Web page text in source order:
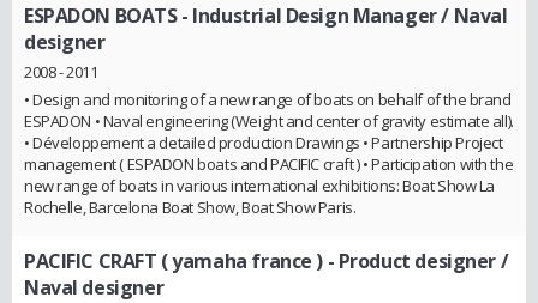
ESPADON BOATS- Industrial Design Manager / Naval
designer
2008 - 2011
• Design and monitoring of a new range of boats on behalf of the brand
ESPADON • Naval engineering (Weight and center of gravity estimate all).
• Développement a detailed production Drawings • Partnership Project
management ( ESPADON boats and PACIFIC craft ) • Participation with the
new range of boats in various international exhibitions: Boat Show La
Rochelle, Barcelona Boat Show, Boat Show Paris.
PACIFIC CRAFT ( yamaha france )- Product designer /
Naval designer